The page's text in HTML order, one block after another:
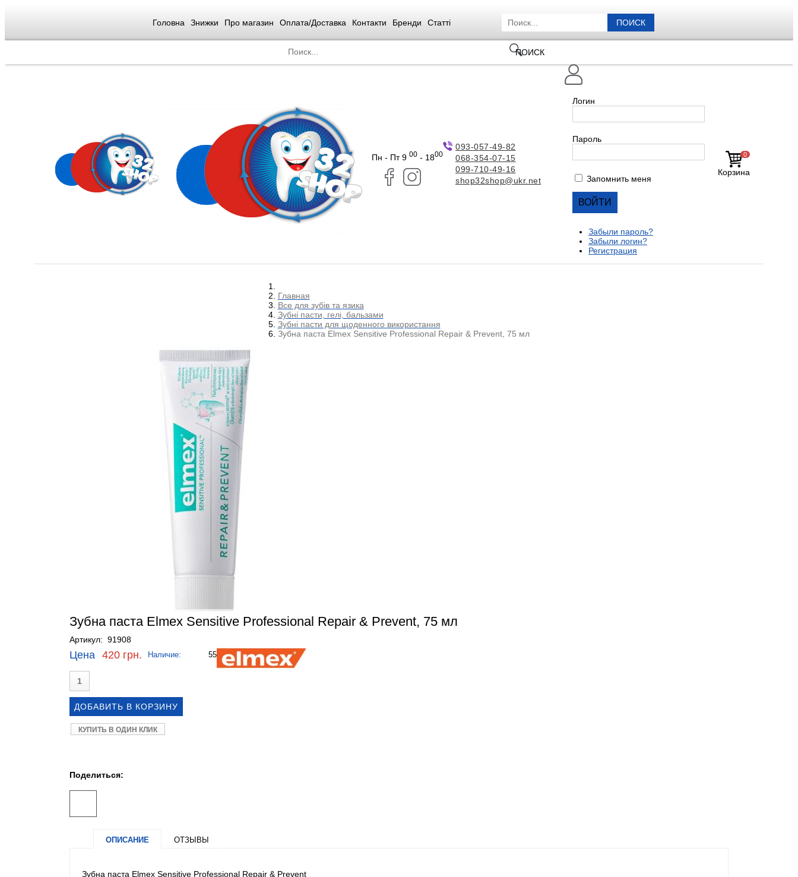
Головна Знижки Про магазин Оплата/Доставка Контакти Бренди Статті ПОИСК
ПОИСК
Пн - Пт 9 00 - 1800
093-057-49-82
068-354-07-15
099-710-49-16
shop32shop@ukr.net
0
Корзина
Логин
Пароль
Запомнить меня
Забыли пароль?
Забыли логин?
Регистрация
Главная
Все для зубів та язика
Зубні пасти, гелі, бальзами
Зубні пасти для щоденного використання
Зубна паста Elmex Sensitive Professional Repair & Prevent, 75 мл
Зубна паста Elmex Sensitive Professional Repair & Prevent, 75 мл
Артикул: 91908
Цена 420 грн. Наличие: 55
КУПИТЬ В ОДИН КЛИК
Поделиться:
ОПИСАНИЕ ОТЗЫВЫ
Зубна паста Elmex Sensitive Professional Repair & Prevent